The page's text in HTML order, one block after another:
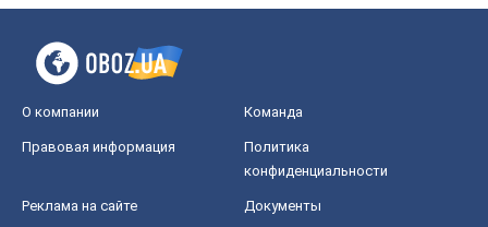
О компании Команда
Правовая информация
Политика
конфиденциальности
Реклама на сайте Документы